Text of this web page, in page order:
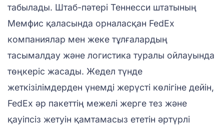
табылады. Штаб-пәтері Теннесси штатының
Мемфис қаласында орналасқан FedEx
компаниялар мен жеке тұлғалардың
тасымалдау және логистика туралы ойлауында
төңкеріс жасады. Жедел түнде
жеткізілімдерден үнемді жерүсті көлігіне дейін,
FedEx әр пакеттің межелі жерге тез және
қауіпсіз жетуін қамтамасыз ететін әртүрлі